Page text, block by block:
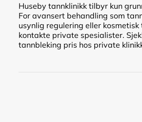
Huseby tannklinikk tilbyr kun
For avansert behandling som
usynlig regulering eller
kontakte private spesialister.
tannbleking pris hos private